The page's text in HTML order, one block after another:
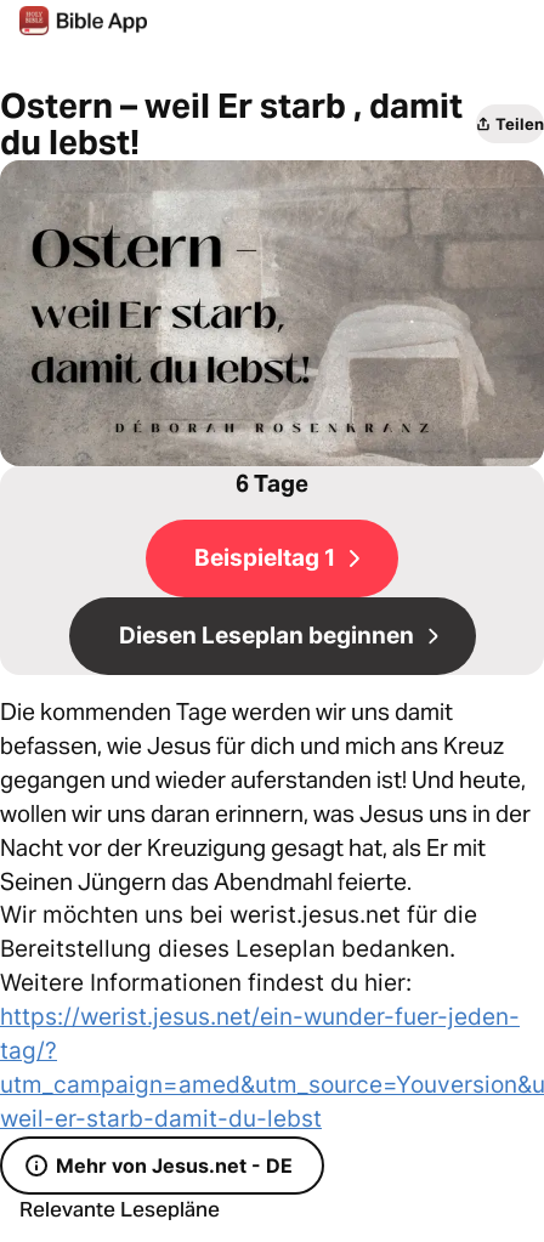
Ostern – weil Er starb , damit
du lebst!
Teilen
6 Tage
Beispieltag 1
Diesen Leseplan beginnen
Die kommenden Tage werden wir uns damit
befassen, wie Jesus für dich und mich ans Kreuz
gegangen und wieder auferstanden ist! Und heute,
wollen wir uns daran erinnern, was Jesus uns in der
Nacht vor der Kreuzigung gesagt hat, als Er mit
Seinen Jüngern das Abendmahl feierte.
Wir möchten uns bei werist.jesus.net für die
Bereitstellung dieses Leseplan bedanken.
Weitere Informationen findest du hier:
https://werist.jesus.net/ein-wunder-fuer-jeden-
tag/?
weil-er-starb-damit-du-lebst
Mehr von Jesus.net - DE
Relevante Lesepläne